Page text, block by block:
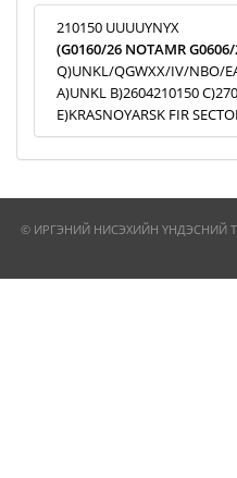
210150 UUUUYNYX
(G0160/26 NOTAMR
Q)UNKL/QGWXX/IV/NBO/
A)UNKL B)2604210150
E)KRASNOYARSK FIR
© ИРГЭНИЙ НИСЭХИЙН ҮНДЭСНИЙ